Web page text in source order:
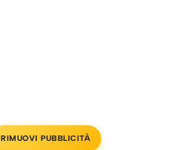
RIMUOVI PUBBLICITÀ